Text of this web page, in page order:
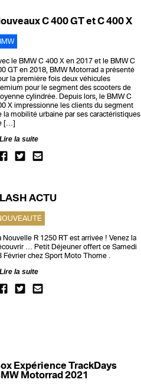
C 400 GT et C 400 X
le BMW C 400 X en 2017 et le BMW C
GT en 2018, BMW Motorrad a présenté
la première fois deux véhicules
pour le segment des scooters de
cylindrée. Depuis lors, le BMW C
X impressionne les clients du segment
la mobilité urbaine par ses caractéristiques
[…]
Lire la suite
ACTU
Nouvelle R 1250 RT est arrivée ! Venez la
… Petit Déjeuner offert ce Samedi
Février chez Sport Moto Thome .
Lire la suite
Expérience TrackDays
Motorrad 2021